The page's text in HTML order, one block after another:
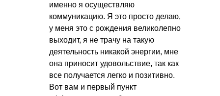
именно я осуществляю
коммуникацию. Я это просто делаю,
у меня это с рождения великолепно
выходит, я не трачу на такую
деятельность никакой энергии, мне
она приносит удовольствие, так как
все получается легко и позитивно.
Вот вам и первый пункт